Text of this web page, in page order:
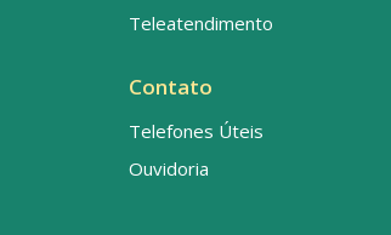
Teleatendimento
Contato
Telefones Úteis
Ouvidoria